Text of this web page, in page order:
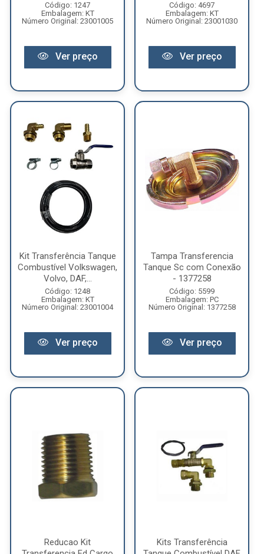
Código: 1247
Embalagem: KT
Número Original: 23001005
Ver preço
Código: 4697
Embalagem: KT
Número Original: 23001030
Ver preço
Kit Transferência Tanque
Combustível Volkswagen,
Volvo, DAF,...
Código: 1248
Embalagem: KT
Número Original: 23001004
Ver preço
Tampa Transferencia
Tanque Sc com Conexão
- 1377258
Código: 5599
Embalagem: PC
Número Original: 1377258
Ver preço
Reducao Kit
Kits Transferência